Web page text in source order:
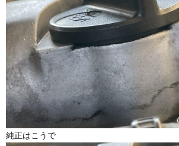
純正はこうで